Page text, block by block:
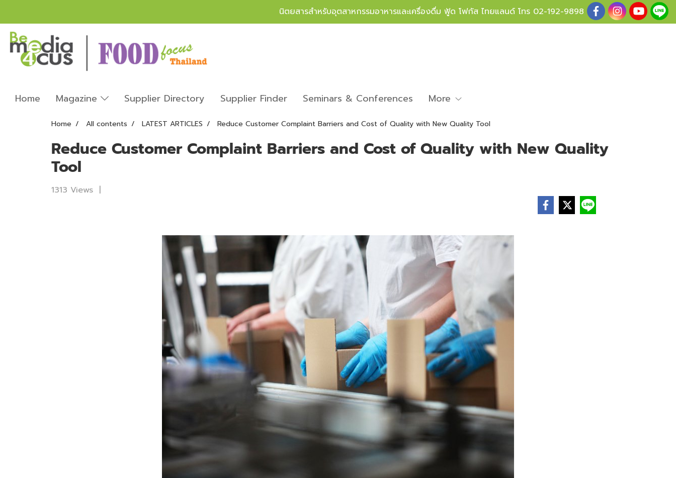
นิตยสารสำหรับอุตสาหกรรมอาหารและเครื่องดื่ม ฟู้ด โฟกัส ไทยแลนด์ โทร 02-192-9898
Home Magazine Supplier Directory Supplier Finder Seminars & Conferences More
Home All contents LATEST ARTICLES Reduce Customer Complaint Barriers and Cost of Quality with New Quality Tool
Reduce Customer Complaint Barriers and Cost of Quality with New Quality
Tool
1313 Views |